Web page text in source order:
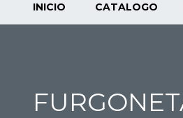
INICIO CATALOGO